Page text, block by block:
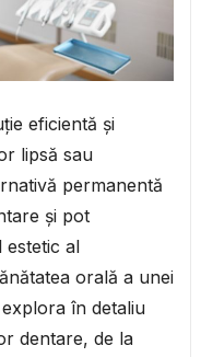
eficientă și
lipsă sau
permanentă
și pot
estetic al
orală a unei
în detaliu
dentare, de la